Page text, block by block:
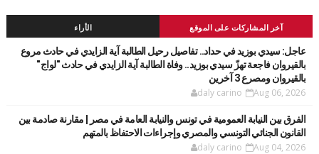
آخر المشاركات على الموقع الأراء
عاجل: سيدي بوزيد في حداد.. تفاصيل رحيل الطالبة آية الزايدي في حادث مروع
بالقيروان فاجعة تهزّ سيدي بوزيد.. وفاة الطالبة آية الزايدي في حادث "لواج"
بالقيروان ومصرع 3 آخرين
daly carino Aug 06, 2026
الفرق بين النيابة العمومية في تونس والنيابة العامة في مصر | مقارنة صادمة بين
القانون الجنائي التونسي والمصري وإجراءات الاحتفاظ بالمتهم
daly carino Aug 04, 2026